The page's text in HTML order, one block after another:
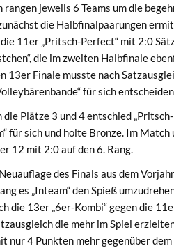
rangen jeweils 6 Teams um die
die Halbfinalpaarungen
die 11er „Pritsch-Perfect“ mit 2:0
die im zweiten Halbfinale
Finale musste nach
für sich
die Plätze 3 und 4 entschied
für sich und holte Bronze. Im Match
12 mit 2:0 auf den 6. Rang.
des Finals aus dem
es „Inteam“ den Spieß
die 13er „6er-Kombi“ gegen die
die mehr im Spiel
nur 4 Punkten mehr gegenüber